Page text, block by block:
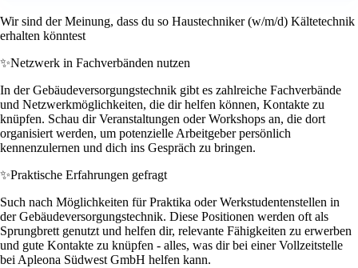
Wir sind der Meinung, dass du so Haustechniker (w/m/d) Kältetechnik
erhalten könntest
✨Netzwerk in Fachverbänden nutzen
In der Gebäudeversorgungstechnik gibt es zahlreiche Fachverbände
und Netzwerkmöglichkeiten, die dir helfen können, Kontakte zu
knüpfen. Schau dir Veranstaltungen oder Workshops an, die dort
organisiert werden, um potenzielle Arbeitgeber persönlich
kennenzulernen und dich ins Gespräch zu bringen.
✨Praktische Erfahrungen gefragt
Such nach Möglichkeiten für Praktika oder Werkstudentenstellen in
der Gebäudeversorgungstechnik. Diese Positionen werden oft als
Sprungbrett genutzt und helfen dir, relevante Fähigkeiten zu erwerben
und gute Kontakte zu knüpfen - alles, was dir bei einer Vollzeitstelle
bei Apleona Südwest GmbH helfen kann.